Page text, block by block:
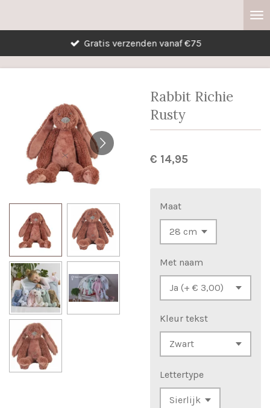
direct
Gratis verzenden vanaf €75
Rabbit Richie
Rusty
€ 14,95
Maat
Met naam
Kleur tekst
Lettertype